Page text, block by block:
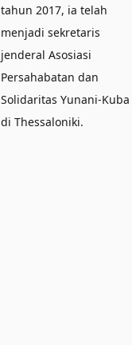
tahun 2017, ia telah
menjadi sekretaris
jenderal Asosiasi
Persahabatan dan
Solidaritas Yunani-Kuba
di Thessaloniki.